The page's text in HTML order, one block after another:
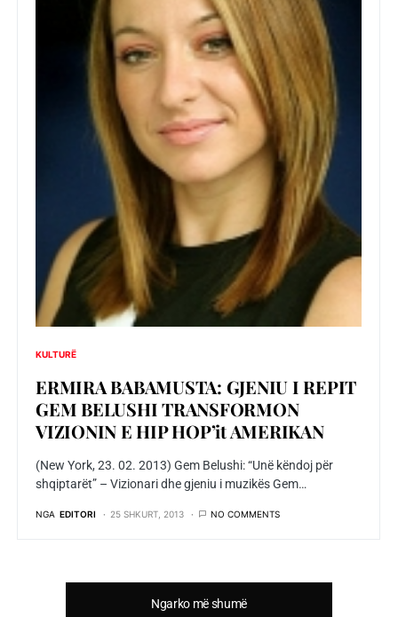
KULTURË
ERMIRA BABAMUSTA: GJENIU I REPIT
GEM BELUSHI TRANSFORMON
VIZIONIN E HIP HOP’it AMERIKAN
(New York, 23. 02. 2013) Gem Belushi: “Unë këndoj për
shqiptarët” – Vizionari dhe gjeniu i muzikës Gem…
NGA EDITORI 25 SHKURT, 2013 NO COMMENTS
Ngarko më shumë